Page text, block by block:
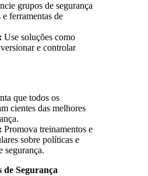
grupos de segurança
ferramentas de
Use soluções como
e controlar
que todos os
cientes das melhores
Promova treinamentos e
sobre políticas e
segurança.
Segurança